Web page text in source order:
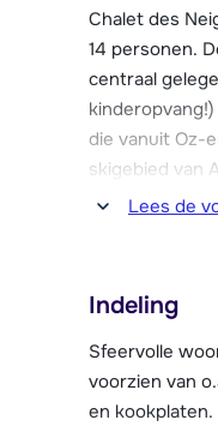
Chalet des
14 personen.
centraal
die vanuit Oz-
skigebied van
aanwezig, van
de receptie en
De
Lees de
Indeling
Sfeervolle
voorzien van
en kookplaten.